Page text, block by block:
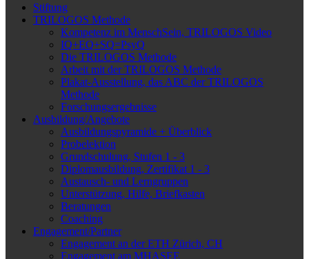
Stiftung
TRILOGOS Methode
Kompetenz im MenschSein, TRILOGOS Video
IQ+EQ+SQ=PsyQ
Die TRILOGOS Methode
Arbeit mit der TRILOGOS Methode
Plakat-Ausstellung, das ABC der TRILOGOS
Methode
Forschungsergebnisse
Ausbildung/Angebote
Ausbildungspyramide + Überblick
Probelektion
Grundschulung, Stufen 1 - 3
Diplomausbildung, Zertifikat 1 - 3
Austausch- und Lerngruppen
Unterstützung, Hilfe, Briefkasten
Beratungen
Coaching
Engagement/Partner
Engagement an der ETH Zürich, CH
Engagement am MHASEE